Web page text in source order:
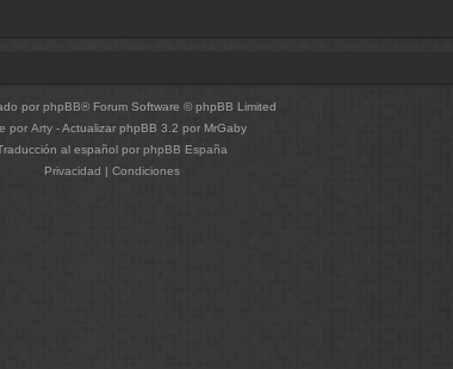
por phpBB® Forum Software © phpBB Limited
por Arty- Actualizar phpBB 3.2 por MrGaby
al español por phpBB España
Privacidad | Condiciones